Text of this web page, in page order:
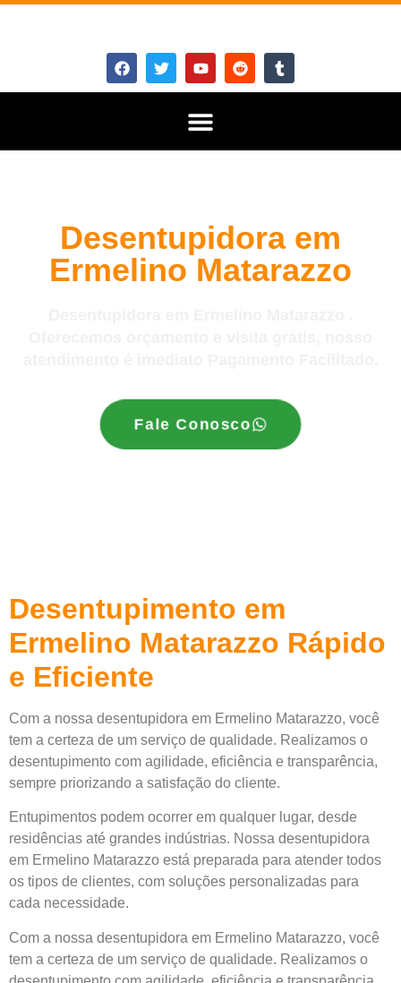
Desentupidora em
Ermelino Matarazzo
Fale Conosco
Desentupimento em
Ermelino Matarazzo Rápido
e Eficiente
Com a nossa desentupidora em Ermelino Matarazzo, você
tem a certeza de um serviço de qualidade. Realizamos o
desentupimento com agilidade, eficiência e transparência,
sempre priorizando a satisfação do cliente.
Entupimentos podem ocorrer em qualquer lugar, desde
residências até grandes indústrias. Nossa desentupidora
em Ermelino Matarazzo está preparada para atender todos
os tipos de clientes, com soluções personalizadas para
cada necessidade.
Com a nossa desentupidora em Ermelino Matarazzo, você
tem a certeza de um serviço de qualidade. Realizamos o